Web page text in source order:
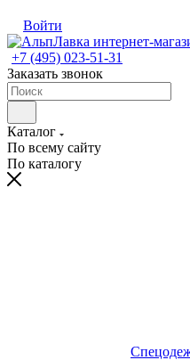
Войти
+7 (495) 023-51-31
Заказать звонок
Каталог
По всему сайту
По каталогу